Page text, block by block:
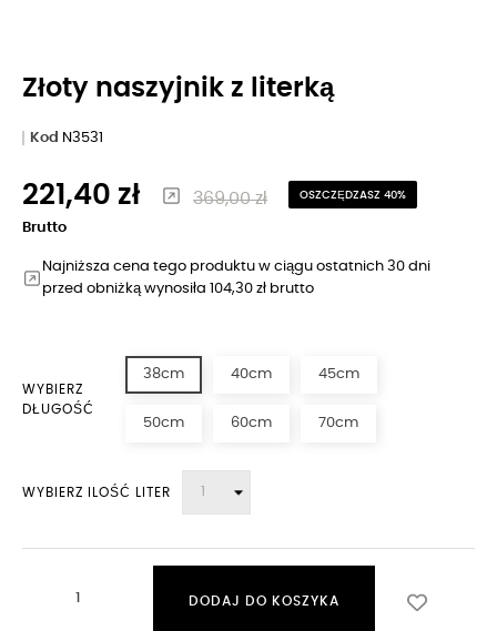
Złoty naszyjnik z literką
Kod N3531
221,40 zł 369,00 zł OSZCZĘDZASZ 40%
Brutto
Najniższa cena tego produktu w ciągu ostatnich 30 dni
przed obniżką wynosiła 104,30 zł brutto
WYBIERZ
DŁUGOŚĆ
38cm 40cm 45cm
50cm 60cm 70cm
WYBIERZ ILOŚĆ LITER
DODAJ DO KOSZYKA